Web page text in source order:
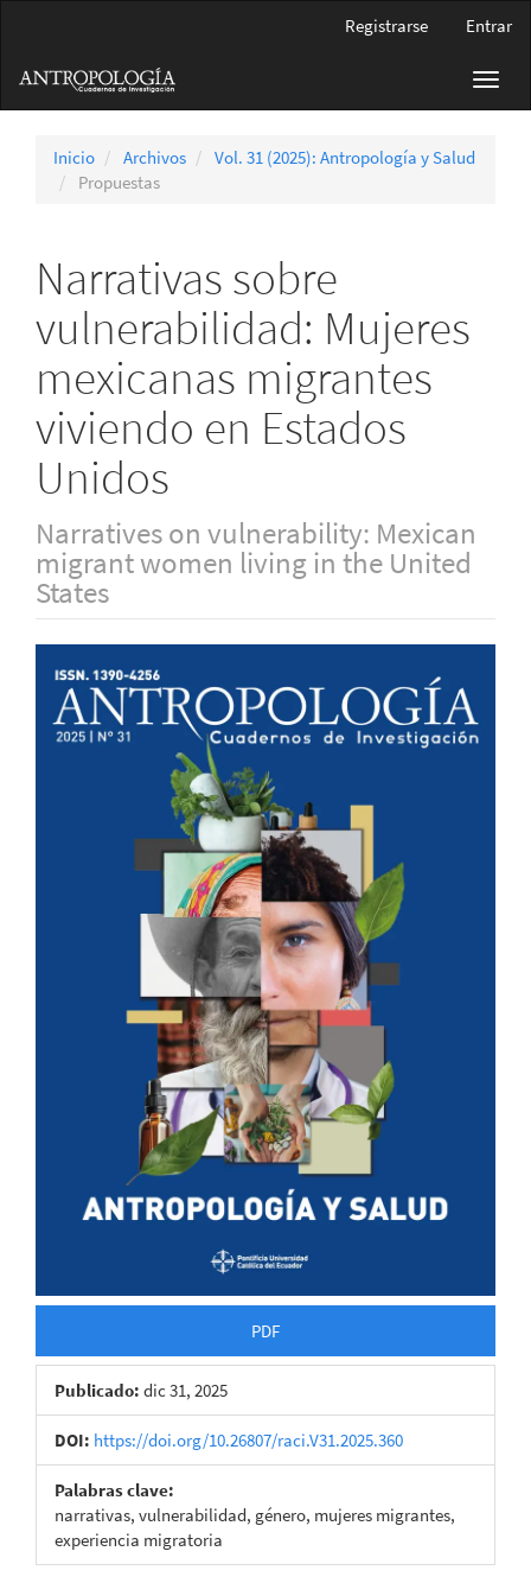
principal
Barra
Registrarse Entrar
Inicio Archivos
Vol. 31 (2025): Antropología y Salud
Propuestas
Narrativas sobre
vulnerabilidad: Mujeres
mexicanas migrantes
viviendo en Estados
Unidos
Narratives on vulnerability: Mexican
migrant women living in the United
States
Barra
lateral
del
PDF
Publicado: dic 31, 2025
DOI: https://doi.org/10.26807/raci.V31.2025.360
Palabras clave:
narrativas, vulnerabilidad, género, mujeres migrantes,
experiencia migratoria